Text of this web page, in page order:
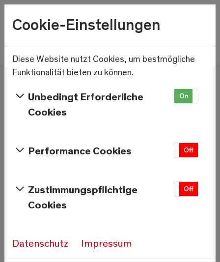
Skip to main content
21.1°C
Wetter
Hier und jetzt – Saas-
Fee/Saastal ist bereit
21.1°C
Cookie-Einstellungen
Diese Website nutzt Cookies, um bestmögliche
Funktionalität bieten zu können.
Unbedingt Erforderliche
Cookies
On
Performance Cookies Off
Zustimmungspflichtige
Cookies
Off
Datenschutz Impressum